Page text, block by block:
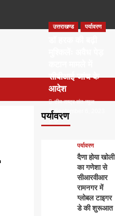
पर्यावरण
उत्तराखण्ड पर्यावरण
सीबीआई जांच के
आदेश
टीम राष्ट्र संत न्यूज
September 6, 2023
0
पर्यावरण
दैणा होया खोली
का गणेशा से
सीआरवीआर
रामनगर में
ग्लोबल टाइगर
डे की शुरूआत